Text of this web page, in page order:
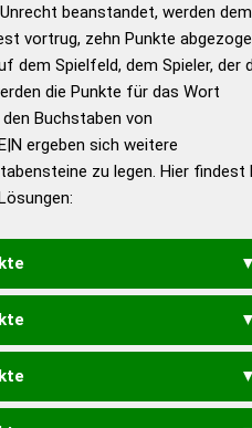
Duden – Standardwerk in 12
Bänden
Duden – Richtiges und gutes
Deutsch
Duden – Die deutsche Grammatik
Duden – Deutsches
beanstandet, werden dem
vortrug, zehn Punkte
dem Spielfeld, dem Spieler, der
die Punkte für das Wort
Buchstaben von
ergeben sich weitere
zu legen. Hier findest